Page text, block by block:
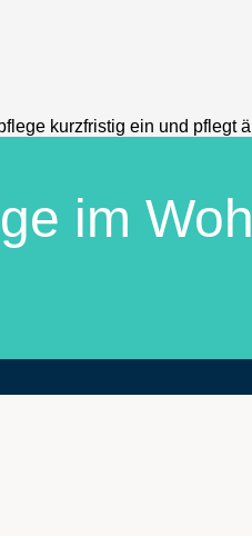
im